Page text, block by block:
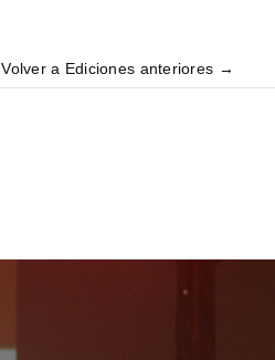
Volver a Ediciones anteriores →